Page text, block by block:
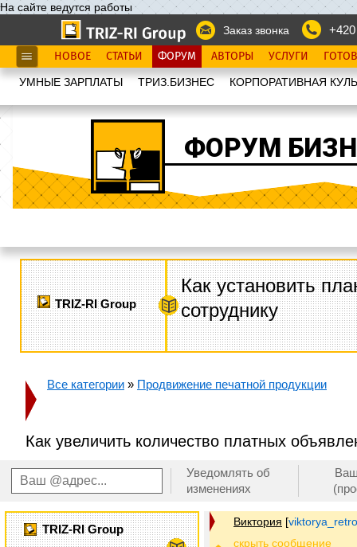
На сайте ведутся работы
Заказ звонка
НОВОЕ СТАТЬИ ФОРУМ АВТОРЫ УСЛУГИ
УМНЫЕ ЗАРПЛАТЫ ТРИЗ.БИЗНЕС КОРПОРАТИВНАЯ
ФОРУМ
TRIZ-RI Group
Как установить
сотруднику
Все категории » Продвижение печатной продукции
Как увеличить количество платных
Уведомлять об
изменениях
TRIZ-RI Group
Виктория [